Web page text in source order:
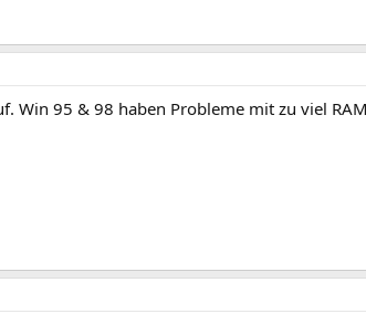
Win 95 & 98 haben Probleme mit zu viel